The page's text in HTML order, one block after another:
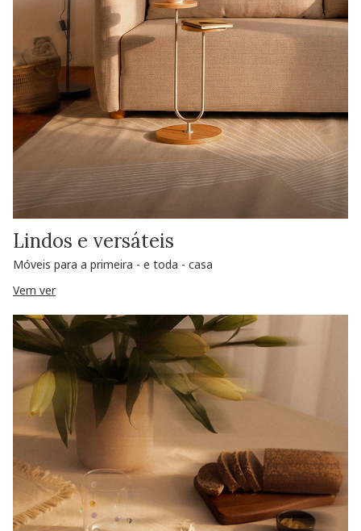
Lindos e versáteis
Móveis para a primeira - e toda - casa
Vem ver